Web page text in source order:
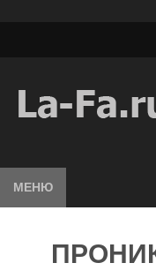
МЕНЮ